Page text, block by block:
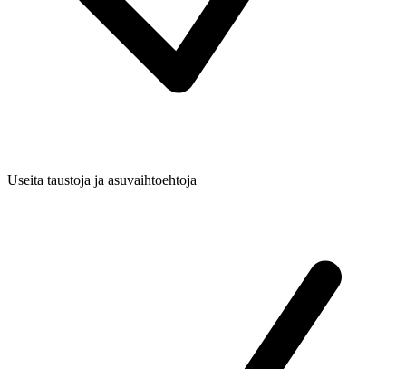
Useita taustoja ja asuvaihtoehtoja